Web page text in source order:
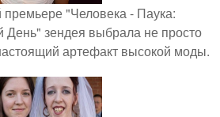
"Человека - Паука:
зендея выбрала не просто
артефакт высокой моды.